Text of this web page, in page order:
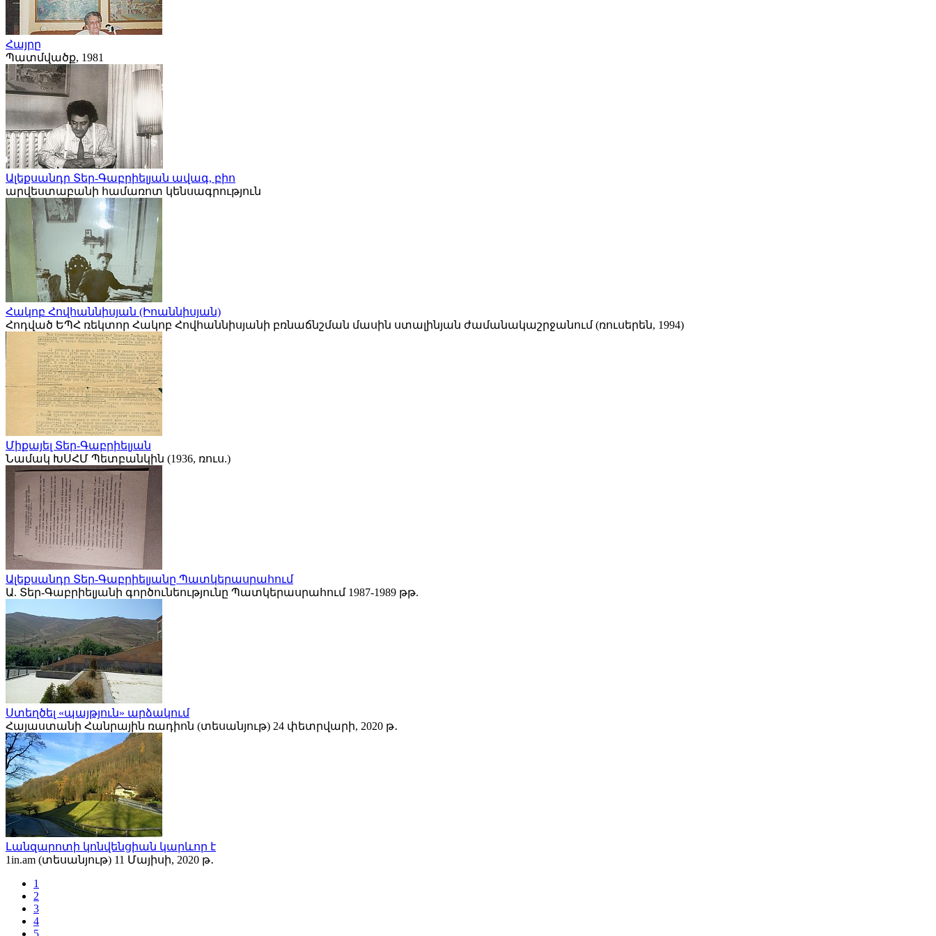
Հայրը
Պատմվածք, 1981
Ալեքսանդր Տեր-Գաբրիելյան ավագ, բիո
արվեստաբանի համառոտ կենսագրություն
Հակոբ Հովհաննիսյան (Իոաննիսյան)
Հոդված ԵՊՀ ռեկտոր Հակոբ Հովհաննիսյանի բռնաճնշման մասին ստալինյան ժամանակաշրջանում (ռուսերեն, 1994)
Միքայել Տեր-Գաբրիելյան
Նամակ ԽՍՀՄ Պետբանկին (1936, ռուս.)
Ալեքսանդր Տեր-Գաբրիելյանը Պատկերասրահում
Ա. Տեր-Գաբրիելյանի գործունեությունը Պատկերասրահում 1987-1989 թթ.
Ստեղծել «պայթյուն» արձակում
Հայաստանի Հանրային ռադիոն (տեսանյութ) 24 փետրվարի, 2020 թ․
Լանզարոտի կոնվենցիան կարևոր է
1in.am (տեսանյութ) 11 Մայիսի, 2020 թ․
1
2
3
4
5